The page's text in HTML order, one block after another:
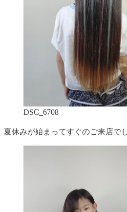
DSC_6708
夏休みが始まってすぐのご来店で